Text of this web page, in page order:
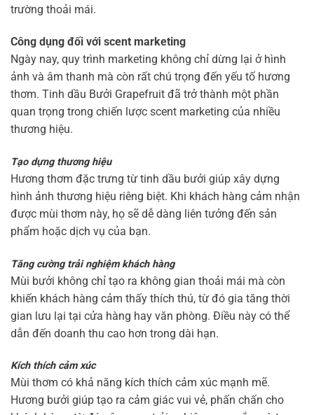
trường thoải mái.
Công dụng đối với scent marketing
Ngày nay, quy trình marketing không chỉ dừng lại ở hình
ảnh và âm thanh mà còn rất chú trọng đến yếu tố hương
thơm. Tinh dầu Bưởi Grapefruit đã trở thành một phần
quan trọng trong chiến lược scent marketing của nhiều
thương hiệu.
Tạo dựng thương hiệu
Hương thơm đặc trưng từ tinh dầu bưởi giúp xây dựng
hình ảnh thương hiệu riêng biệt. Khi khách hàng cảm nhận
được mùi thơm này, họ sẽ dễ dàng liên tưởng đến sản
phẩm hoặc dịch vụ của bạn.
Tăng cường trải nghiệm khách hàng
Mùi bưởi không chỉ tạo ra không gian thoải mái mà còn
khiến khách hàng cảm thấy thích thú, từ đó gia tăng thời
gian lưu lại tại cửa hàng hay văn phòng. Điều này có thể
dẫn đến doanh thu cao hơn trong dài hạn.
Kích thích cảm xúc
Mùi thơm có khả năng kích thích cảm xúc mạnh mẽ.
Hương bưởi giúp tạo ra cảm giác vui vẻ, phấn chấn cho